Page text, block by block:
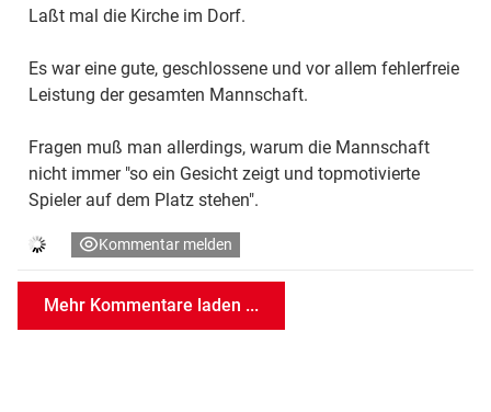
Laßt mal die Kirche im Dorf.
Es war eine gute, geschlossene und vor allem fehlerfreie
Leistung der gesamten Mannschaft.
Fragen muß man allerdings, warum die Mannschaft
nicht immer "so ein Gesicht zeigt und topmotivierte
Spieler auf dem Platz stehen".
Kommentar melden
Mehr Kommentare laden ...